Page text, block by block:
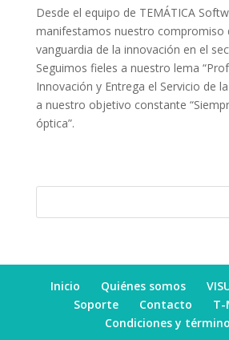
Desde el equipo de TEMÁTICA
manifestamos nuestro compromiso
vanguardia de la innovación en el
Seguimos fieles a nuestro lema
Innovación y Entrega el Servicio de
a nuestro objetivo constante
óptica”.
Inicio Quiénes somos
Soporte
Contacto
T-
Condiciones y